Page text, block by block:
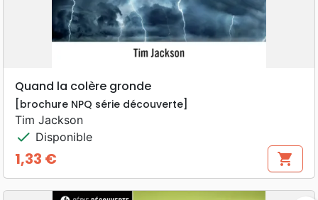
Quand la colère gronde
[brochure NPQ série découverte]
Tim Jackson
check Disponible
Prix
1,33 € shopping_cart